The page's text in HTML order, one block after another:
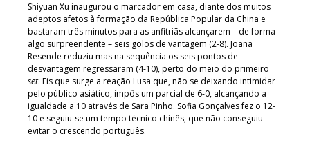
Shiyuan Xu inaugurou o marcador em casa, diante dos muitos
adeptos afetos à formação da República Popular da China e
bastaram três minutos para as anfitriãs alcançarem – de forma
algo surpreendente – seis golos de vantagem (2-8). Joana
Resende reduziu mas na sequência os seis pontos de
desvantagem regressaram (4-10), perto do meio do primeiro
set. Eis que surge a reação Lusa que, não se deixando intimidar
pelo público asiático, impôs um parcial de 6-0, alcançando a
igualdade a 10 através de Sara Pinho. Sofia Gonçalves fez o 12-
10 e seguiu-se um tempo técnico chinês, que não conseguiu
evitar o crescendo português.